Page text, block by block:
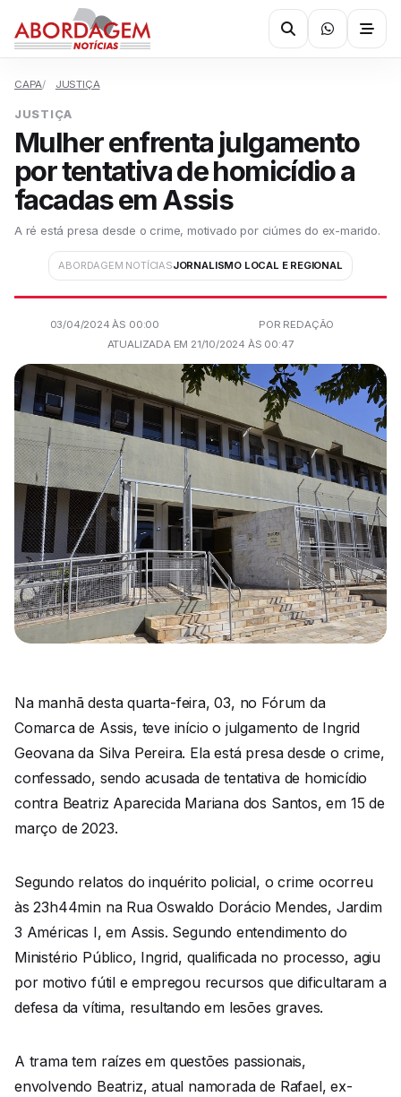
CAPA JUSTIÇA
JUSTIÇA
Mulher enfrenta julgamento
por tentativa de homicídio a
facadas em Assis
A ré está presa desde o crime, motivado por ciúmes do ex-marido.
ABORDAGEM NOTÍCIASJORNALISMO LOCAL E REGIONAL
03/04/2024 ÀS 00:00
POR REDAÇÃO
ATUALIZADA EM 21/10/2024 ÀS 00:47
Na manhã desta quarta-feira, 03, no Fórum da
Comarca de Assis, teve início o julgamento de Ingrid
Geovana da Silva Pereira. Ela está presa desde o crime,
confessado, sendo acusada de tentativa de homicídio
contra Beatriz Aparecida Mariana dos Santos, em 15 de
março de 2023.
Segundo relatos do inquérito policial, o crime ocorreu
às 23h44min na Rua Oswaldo Dorácio Mendes, Jardim
3 Américas I, em Assis. Segundo entendimento do
Ministério Público, Ingrid, qualificada no processo, agiu
por motivo fútil e empregou recursos que dificultaram a
defesa da vítima, resultando em lesões graves.
A trama tem raízes em questões passionais,
envolvendo Beatriz, atual namorada de Rafael, ex-